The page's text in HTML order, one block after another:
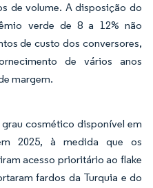
de volume. A disposição do
verde de 8 a 12% não
de custo dos conversores,
de vários anos
margem.
cosmético disponível em
2025, à medida que os
acesso prioritário ao flake
fardos da Turquia e do